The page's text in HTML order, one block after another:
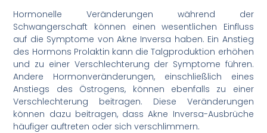
Hormonelle Veränderungen während der
Schwangerschaft können einen wesentlichen Einfluss
auf die Symptome von Akne Inversa haben. Ein Anstieg
des Hormons Prolaktin kann die Talgproduktion erhöhen
und zu einer Verschlechterung der Symptome führen.
Andere Hormonveränderungen, einschließlich eines
Anstiegs des Östrogens, können ebenfalls zu einer
Verschlechterung beitragen. Diese Veränderungen
können dazu beitragen, dass Akne Inversa-Ausbrüche
häufiger auftreten oder sich verschlimmern.